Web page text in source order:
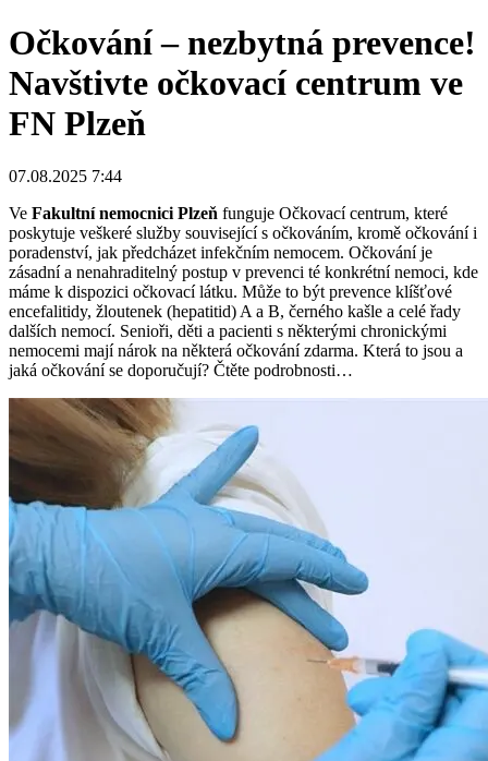
Očkování – nezbytná prevence!
Navštivte očkovací centrum ve
FN Plzeň
07.08.2025 7:44
Ve Fakultní nemocnici Plzeň funguje Očkovací centrum, které
poskytuje veškeré služby související s očkováním, kromě očkování i
poradenství, jak předcházet infekčním nemocem. Očkování je
zásadní a nenahraditelný postup v prevenci té konkrétní nemoci, kde
máme k dispozici očkovací látku. Může to být prevence klíšťové
encefalitidy, žloutenek (hepatitid) A a B, černého kašle a celé řady
dalších nemocí. Senioři, děti a pacienti s některými chronickými
nemocemi mají nárok na některá očkování zdarma. Která to jsou a
jaká očkování se doporučují? Čtěte podrobnosti…